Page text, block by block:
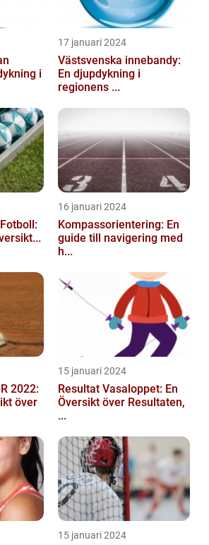
i
17 januari 2024
Västsvenska innebandy:
En djupdykning i
regionens ...
16 januari 2024
Kompassorientering: En
guide till navigering med
h...
2022:
över
15 januari 2024
Resultat Vasaloppet: En
Översikt över Resultaten,
...
15 januari 2024